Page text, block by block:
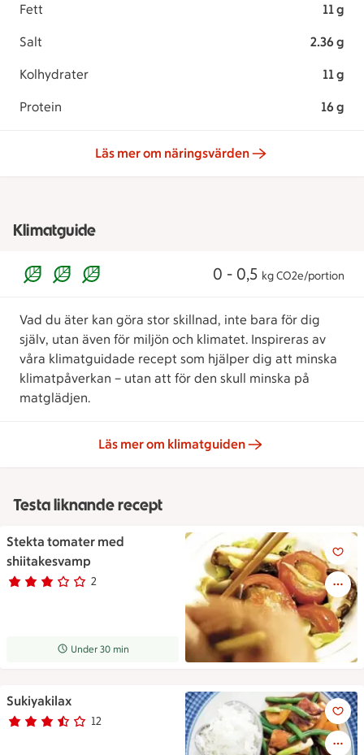
Fett 11 g
Salt 2.36 g
Kolhydrater 11 g
Protein 16 g
Läs mer om näringsvärden
Klimatguide
0 - 0,5 kg CO2e/portion
Vad du äter kan göra stor skillnad, inte bara för dig
själv, utan även för miljön och klimatet. Inspireras av
våra klimatguidade recept som hjälper dig att minska
klimatpåverkan – utan att för den skull minska på
matglädjen.
Läs mer om klimatguiden
Testa liknande recept
Stekta tomater med
shiitakesvamp
Betyg 3 av 5.
2
2 personer har röstat
Receptet tar Under 30 min att tillaga
Under 30 min
Stekta tomater med
Sukiyakilax
Betyg 3.1 av 5. 12
12 personer har röstat
Sukiyakilax